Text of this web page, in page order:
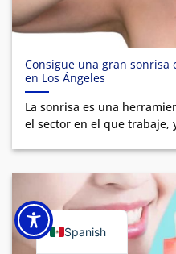
Consigue una gran
en Los Ángeles
La sonrisa es una
el sector en el que trabaje,
Spanish